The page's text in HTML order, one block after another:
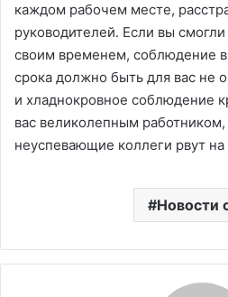
каждом рабочем месте,
руководителей. Если вы
своим временем, соблюдение
срока должно быть для вас не
и хладнокровное соблюдение
вас великолепным
неуспевающие коллеги рвут
Новости